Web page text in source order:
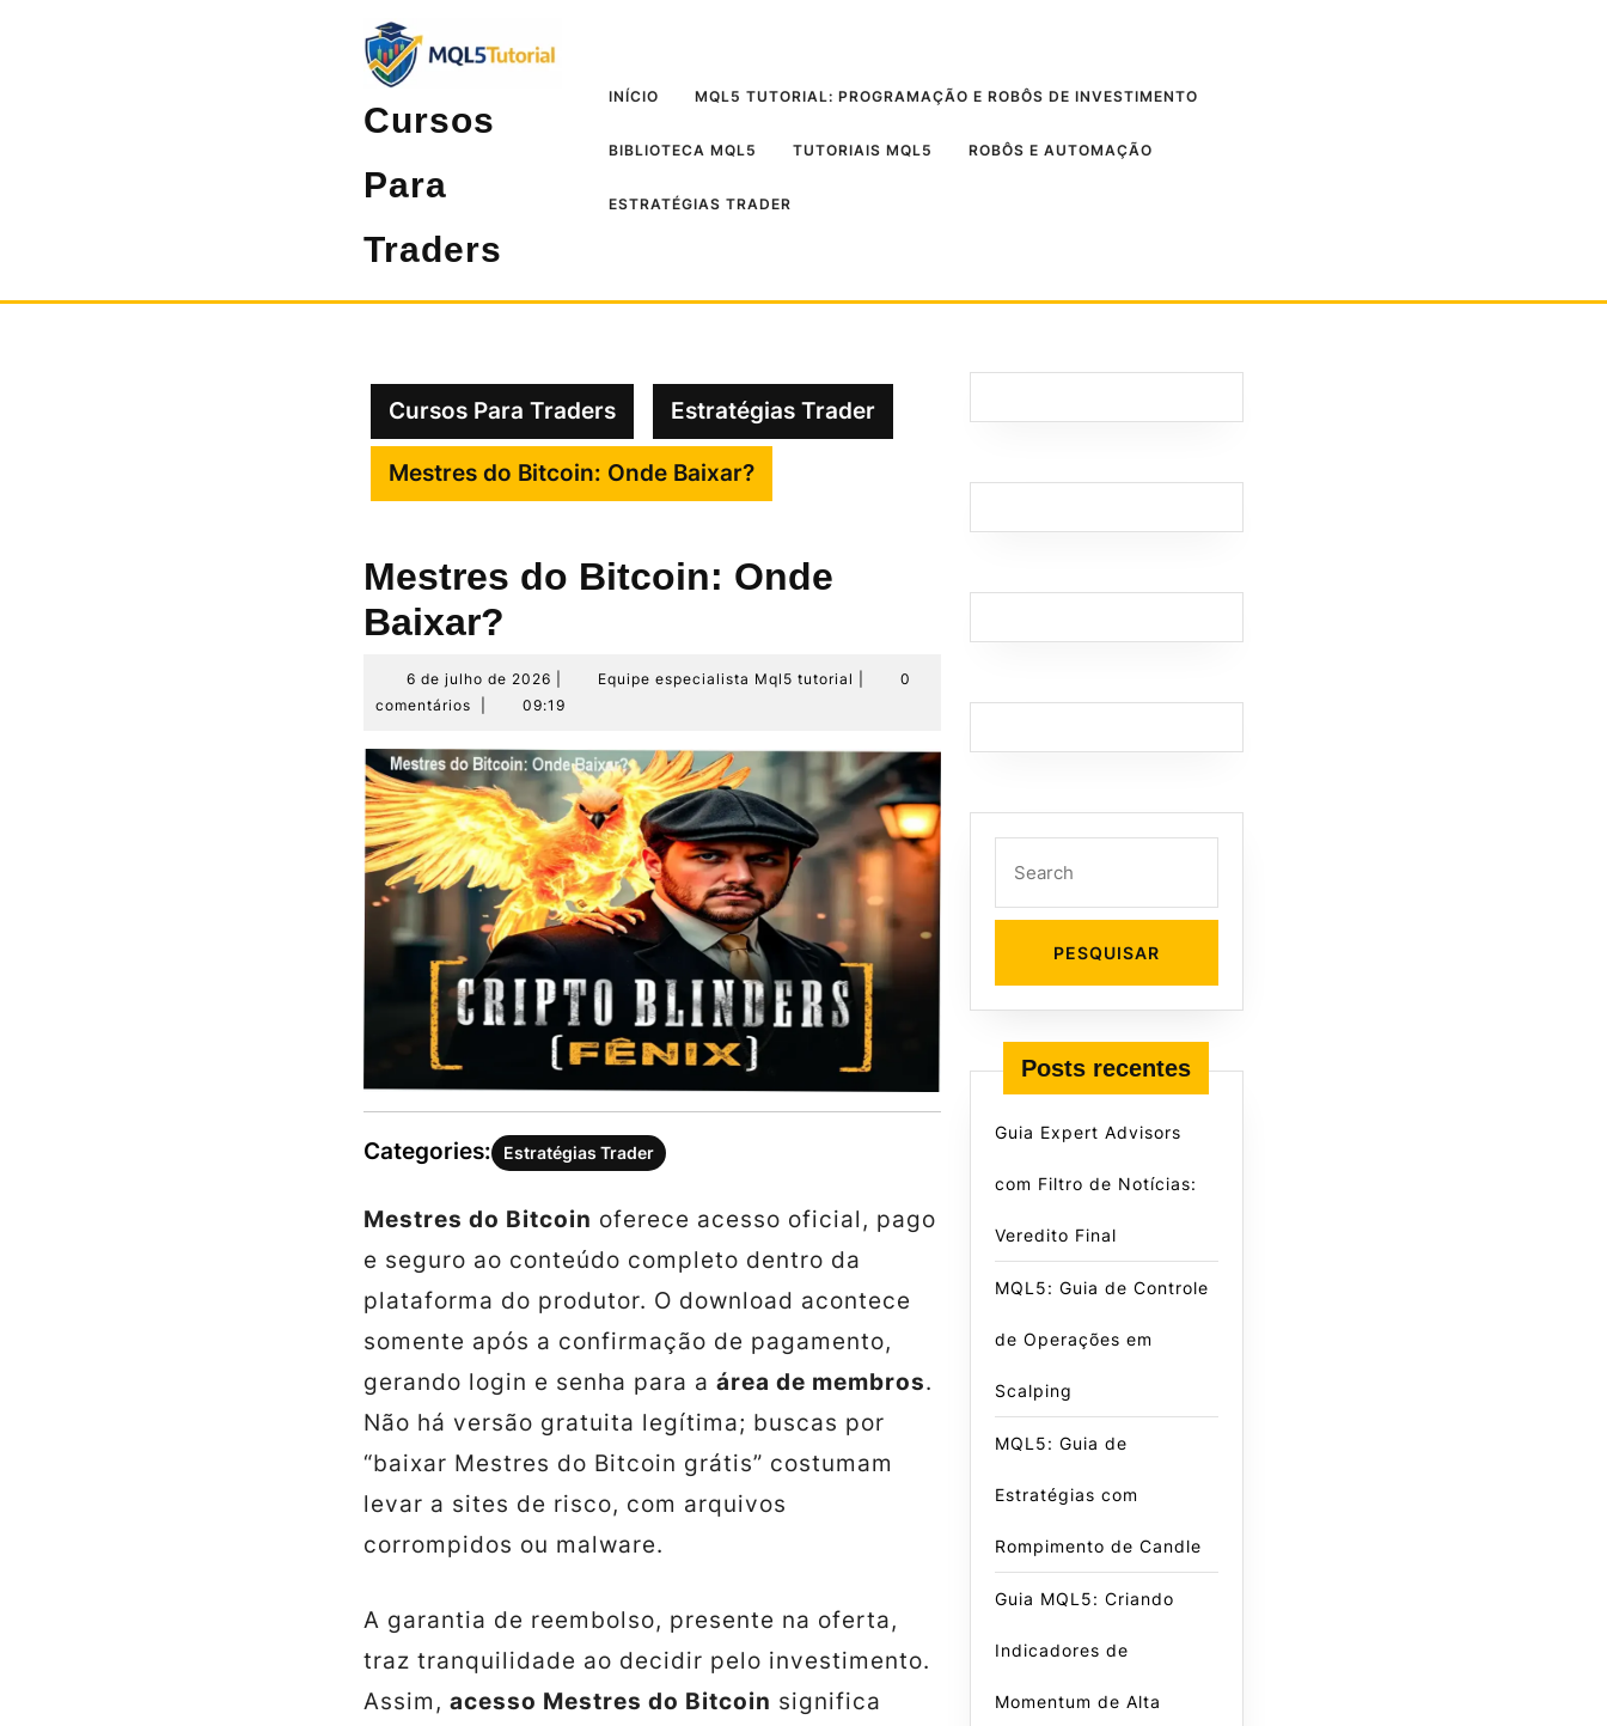
Cursos
Para
Traders
INÍCIO MQL5 TUTORIAL: PROGRAMAÇÃO E ROBÔS DE INVESTIMENTO
BIBLIOTECA MQL5 TUTORIAIS MQL5 ROBÔS E AUTOMAÇÃO
ESTRATÉGIAS TRADER
Cursos Para Traders Estratégias Trader
Mestres do Bitcoin: Onde Baixar?
Mestres do Bitcoin: Onde
Baixar?
6 de julho de 2026
de
de
2026
Equipe especialista Mql5 tutorial
Equipe
tutorial
0
comentários
09:19
Categories: Estratégias Trader
Mestres do Bitcoin oferece acesso oficial, pago
e seguro ao conteúdo completo dentro da
plataforma do produtor. O download acontece
somente após a confirmação de pagamento,
gerando login e senha para a área de membros.
Não há versão gratuita legítima; buscas por
“baixar Mestres do Bitcoin grátis” costumam
levar a sites de risco, com arquivos
corrompidos ou malware.
A garantia de reembolso, presente na oferta,
traz tranquilidade ao decidir pelo investimento.
Assim, acesso Mestres do Bitcoin significa
Posts recentes
Guia Expert Advisors
com Filtro de Notícias:
Veredito Final
MQL5: Guia de Controle
de Operações em
Scalping
MQL5: Guia de
Estratégias com
Rompimento de Candle
Guia MQL5: Criando
Indicadores de
Momentum de Alta